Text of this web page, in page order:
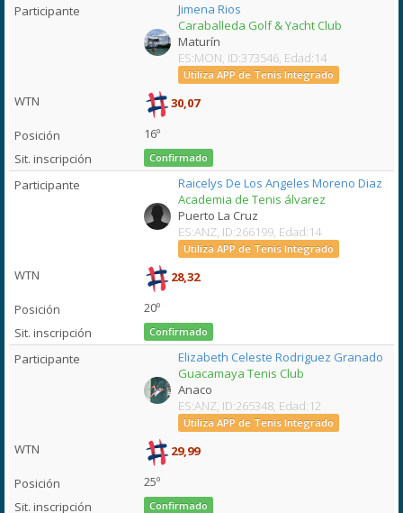
Jimena Rios
Caraballeda Golf & Yacht Club
Maturín
ES:MON, ID:373546, Edad:14
Utiliza APP de Tenis Integrado
30,07
16º
Confirmado
Raicelys De Los Angeles Moreno Diaz
Academia de Tenis álvarez
Puerto La Cruz
ES:ANZ, ID:266199, Edad:14
Utiliza APP de Tenis Integrado
28,32
20º
Confirmado
Elizabeth Celeste Rodriguez Granado
Guacamaya Tenis Club
Anaco
ES:ANZ, ID:265348, Edad:12
Utiliza APP de Tenis Integrado
29,99
25º
Confirmado